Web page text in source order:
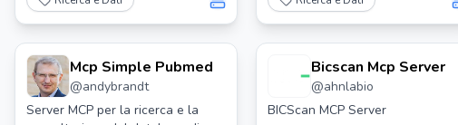
strutturato a registri storici,
fotografie e documenti dal 1940
al 1945 nei Paesi Bassi.
intelligenza artificiale per
interagire con la vasta gamma di
fonti di dati della NASA.
Mcp Simple Pubmed
@andybrandt
Server MCP per la ricerca e la
Bicscan Mcp Server
@ahnlabio
BICScan MCP Server